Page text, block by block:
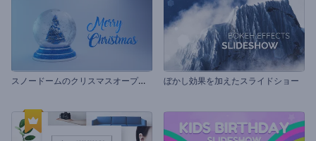
ス
ノードームのクリスマスオープニング動画 ぼかし効果を加えたスライドショー